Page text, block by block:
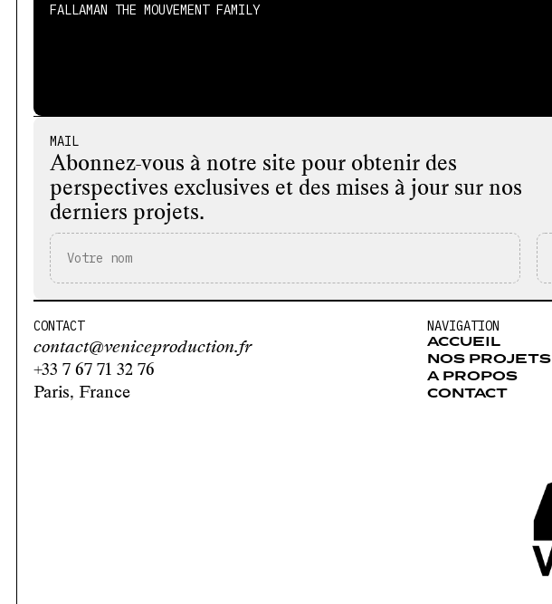
FALLAMAN THE MOUVEMENT FAMILY
MAIL
Abonnez-vous à notre site pour obtenir des
perspectives exclusives et des mises à jour sur nos
derniers projets.
CONTACT
contact@veniceproduction.fr
+33 7 67 71 32 76
Paris, France
NAVIGATION
ACCUEIL
NOS PROJETS
A PROPOS
CONTACT